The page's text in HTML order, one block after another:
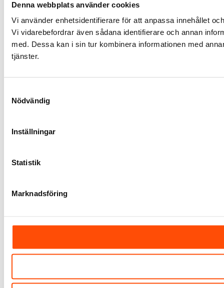
Denna webbplats använder cookies
Vi använder enhetsidentifierare för att anpassa innehållet
Vi vidarebefordrar även sådana identifierare och annan
med. Dessa kan i sin tur kombinera informationen med
tjänster.
Nödvändig
Inställningar
Statistik
Marknadsföring